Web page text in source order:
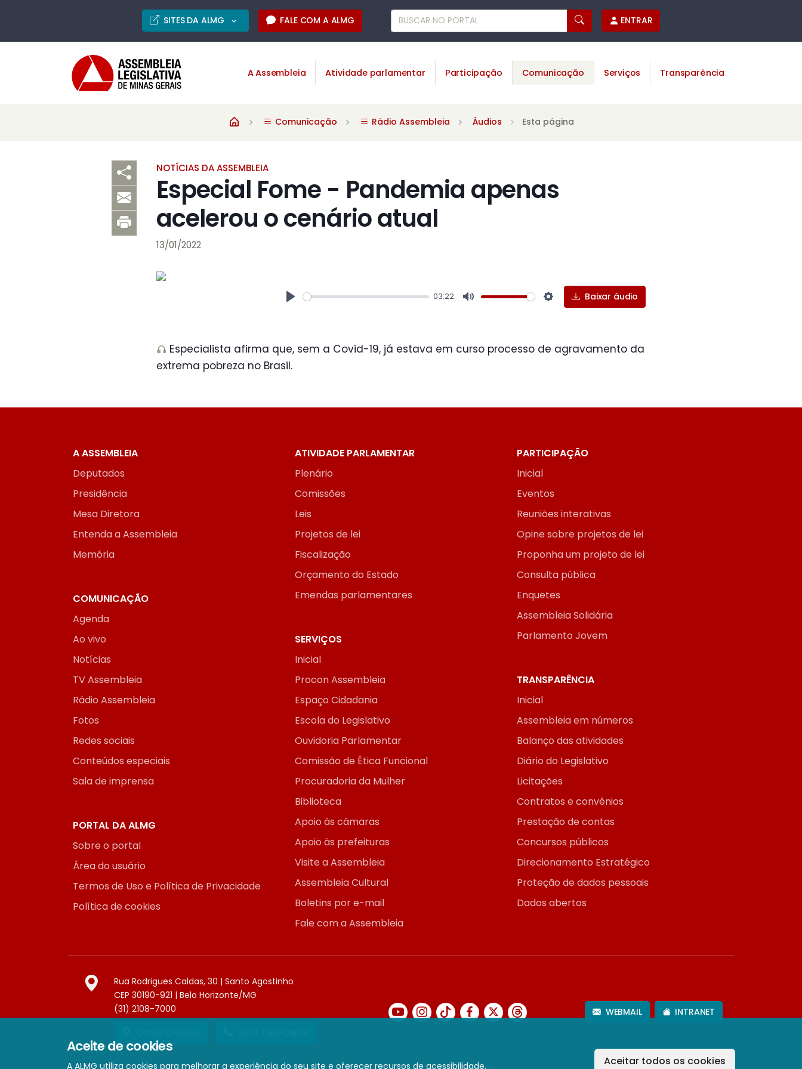
Aceite de cookies
A ALMG utiliza cookies para melhorar a experiência do seu site e oferecer recursos de acessibilidade. Aceitar todos os cookies
SITES DA ALMG FALE COM A ALMG ENTRAR
A Assembleia Atividade parlamentar Participação Comunicação Serviços Transparência
Comunicação Rádio Assembleia Áudios Esta página
NOTÍCIAS DA ASSEMBLEIA
Especial Fome - Pandemia apenas
acelerou o cenário atual
13/01/2022
03:22
Settings
Baixar áudio
Especialista afirma que, sem a Covid-19, já estava em curso processo de agravamento da
extrema pobreza no Brasil.
A ASSEMBLEIA
Deputados
Presidência
Mesa Diretora
Entenda a Assembleia
Memória
ATIVIDADE PARLAMENTAR
Plenário
Comissões
Leis
Projetos de lei
Fiscalização
Orçamento do Estado
Emendas parlamentares
PARTICIPAÇÃO
Inicial
Eventos
Reuniões interativas
Opine sobre projetos de lei
Proponha um projeto de lei
Consulta pública
Enquetes
Assembleia Solidária
Parlamento Jovem
COMUNICAÇÃO
Agenda
Ao vivo
Notícias
TV Assembleia
Rádio Assembleia
Fotos
Redes sociais
Conteúdos especiais
Sala de imprensa
SERVIÇOS
Inicial
Procon Assembleia
Espaço Cidadania
Escola do Legislativo
Ouvidoria Parlamentar
Comissão de Ética Funcional
Procuradoria da Mulher
Biblioteca
Apoio às câmaras
Apoio às prefeituras
Visite a Assembleia
Assembleia Cultural
Boletins por e-mail
Fale com a Assembleia
TRANSPARÊNCIA
Inicial
Assembleia em números
Balanço das atividades
Diário do Legislativo
Licitações
Contratos e convênios
Prestação de contas
Concursos públicos
Direcionamento Estratégico
Proteção de dados pessoais
Dados abertos
PORTAL DA ALMG
Sobre o portal
Área do usuário
Termos de Uso e Política de Privacidade
Política de cookies
Rua Rodrigues Caldas, 30 | Santo Agostinho
CEP 30190-921 | Belo Horizonte/MG
(31) 2108-7000
WEBMAIL INTRANET